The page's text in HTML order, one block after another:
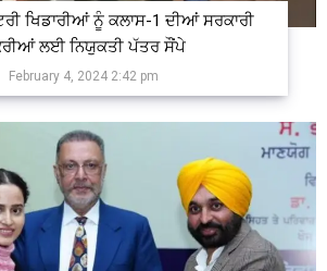
ਖਿਡਾਰੀਆਂ ਨੂੰ ਕਲਾਸ-1 ਦੀਆਂ ਸਰਕਾਰੀ
ਲਈ ਨਿਯੁਕਤੀ ਪੱਤਰ ਸੌਂਪੇ
February 4, 2024 2:42 pm